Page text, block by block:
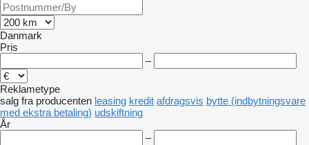
Danmark
Pris
–
Reklametype
salg fra producenten leasing kredit afdragsvis bytte (indbytningsvare
med ekstra betaling) udskiftning
År
–